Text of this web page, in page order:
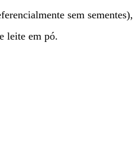
sem sementes),
leite em pó.